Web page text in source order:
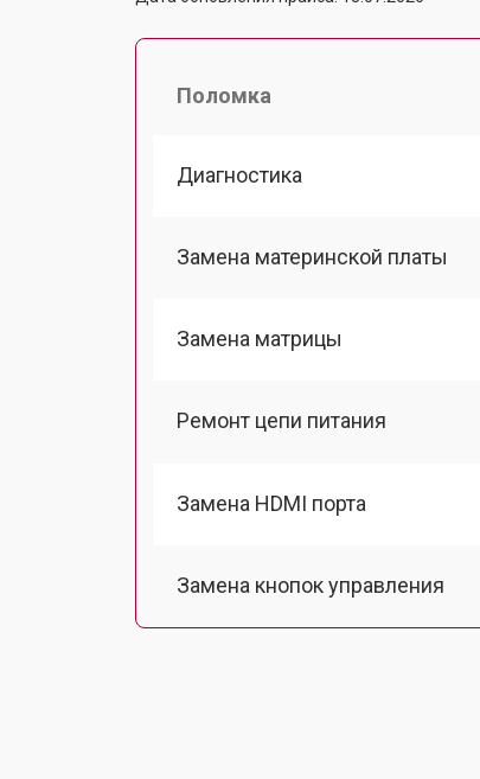
Поломка
Диагностика
Замена материнской платы
Замена матрицы
Ремонт цепи питания
Замена HDMI порта
Замена кнопок управления